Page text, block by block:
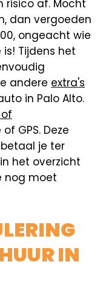
risico af. Mocht
dan vergoeden
ongeacht wie
Tijdens het
andere extra's
in Palo Alto.
GPS. Deze
je ter
het overzicht
nog moet
IN